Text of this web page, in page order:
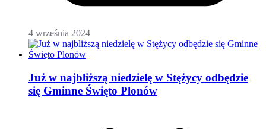
4 września 2024
Już w najbliższą niedzielę w Stężycy odbędzie
się Gminne Święto Plonów